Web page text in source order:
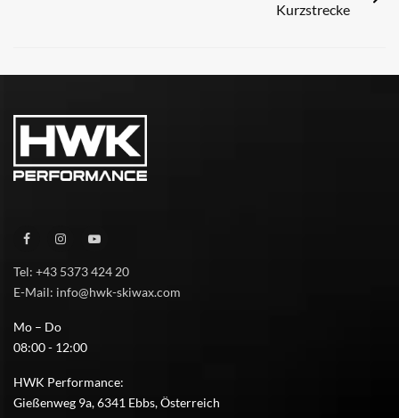
Kurzstrecke
Tel: +43 5373 424 20
E-Mail: info@hwk-skiwax.com
Mo – Do
08:00 - 12:00
HWK Performance:
Gießenweg 9a, 6341 Ebbs, Österreich